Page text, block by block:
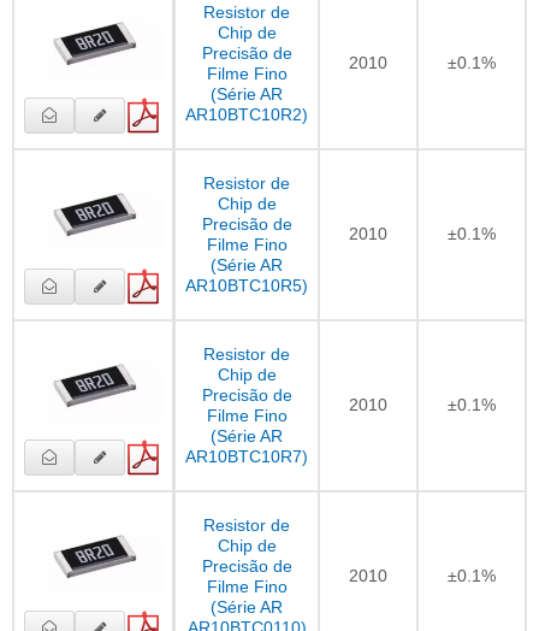
Resistor de
Chip de
Precisão de
Filme Fino
(Série AR
AR10BTC10R2)
2010 ±0.1%
Resistor de
Chip de
Precisão de
Filme Fino
(Série AR
AR10BTC10R5)
2010 ±0.1%
Resistor de
Chip de
Precisão de
Filme Fino
(Série AR
AR10BTC10R7)
2010 ±0.1%
Resistor de
Chip de
Precisão de
Filme Fino
(Série AR
AR10BTC0110)
2010 ±0.1%